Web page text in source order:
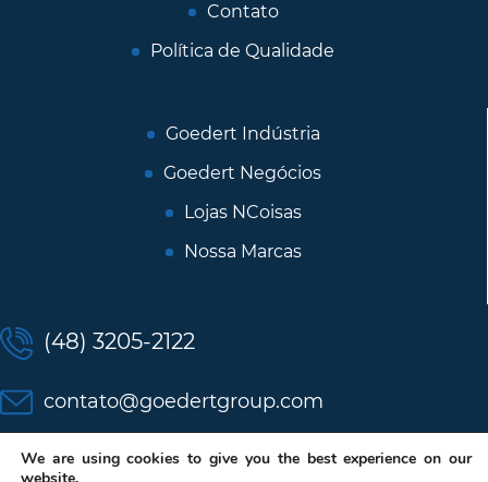
Contato
Política de Qualidade
Goedert Indústria
Goedert Negócios
Lojas NCoisas
Nossa Marcas
(48) 3205-2122
contato@goedertgroup.com
We are using cookies to give you the best experience on our